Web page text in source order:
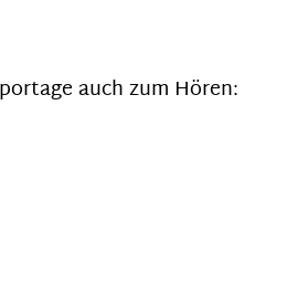
auch zum Hören: